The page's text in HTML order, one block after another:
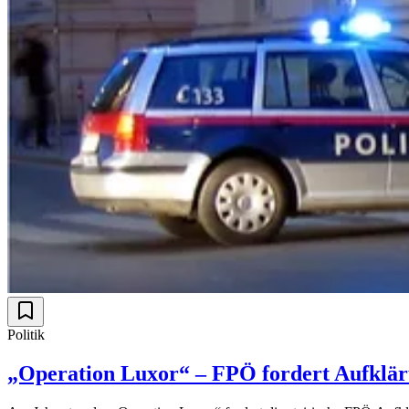
Politik
„Operation Luxor“ – FPÖ fordert